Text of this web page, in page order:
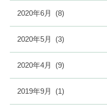
2020年6月 (8)
2020年5月 (3)
2020年4月 (9)
2019年9月 (1)